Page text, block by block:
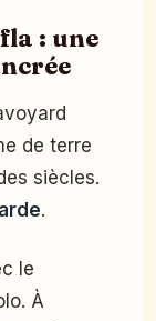
: une
de terre
siècles.
.
le
À